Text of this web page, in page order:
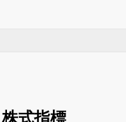
株式指標